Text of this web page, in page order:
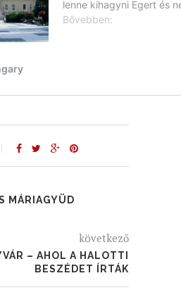
MÁRIAGYÜD
következő
– AHOL A HALOTTI
BESZÉDET ÍRTÁK